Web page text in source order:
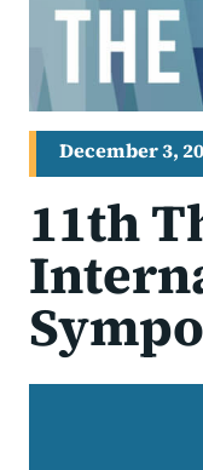
December 3,
11th